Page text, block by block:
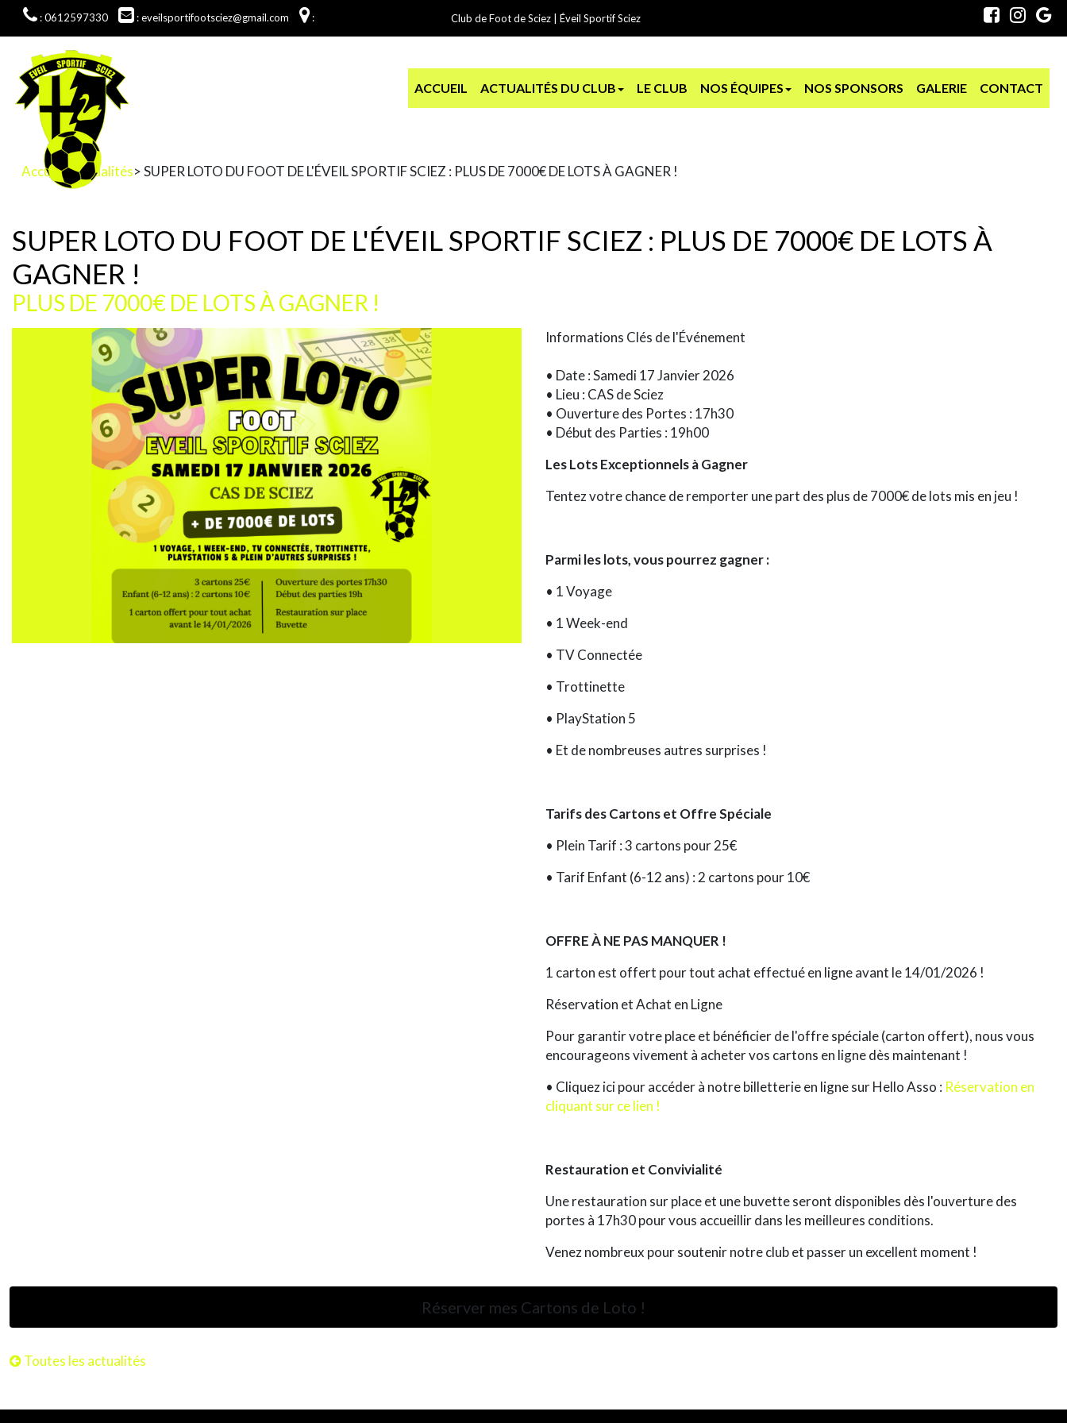
: 0612597330 : eveilsportifootsciez@gmail.com : Club de Foot de Sciez | Éveil Sportif Sciez
ACCUEIL ACTUALITÉS DU CLUB LE CLUB NOS ÉQUIPES NOS SPONSORS GALERIE CONTACT
Accueil>Actualités> SUPER LOTO DU FOOT DE L'ÉVEIL SPORTIF SCIEZ : PLUS DE 7000€ DE LOTS À GAGNER !
SUPER LOTO DU FOOT DE L'ÉVEIL SPORTIF SCIEZ : PLUS DE 7000€ DE LOTS À
GAGNER !
PLUS DE 7000€ DE LOTS À GAGNER !
Informations Clés de l'Événement
• Date : Samedi 17 Janvier 2026
• Lieu : CAS de Sciez
• Ouverture des Portes : 17h30
• Début des Parties : 19h00
Les Lots Exceptionnels à Gagner
Tentez votre chance de remporter une part des plus de 7000€ de lots mis en jeu !
Parmi les lots, vous pourrez gagner :
• 1Voyage
• 1Week-end
• TV Connectée
• Trottinette
• PlayStation 5
• Et de nombreuses autres surprises !
Tarifs des Cartons et Offre Spéciale
• Plein Tarif :3 cartons pour 25€
• Tarif Enfant (6-12 ans) : 2 cartons pour 10€
OFFRE À NE PAS MANQUER !
1 carton est offert pour tout achat effectué en ligneavant le 14/01/2026 !
Réservation et Achat en Ligne
Pour garantir votre place et bénéficier de l'offre spéciale (carton offert), nous vous
encourageons vivement à acheter vos cartons en ligne dès maintenant !
• Cliquez ici pour accéder à notre billetterie en ligne sur Hello Asso : Réservation en
cliquant sur ce lien !
Restauration et Convivialité
Unerestauration sur placeet unebuvetteseront disponibles dès l'ouverture des
portes à 17h30 pour vous accueillir dans les meilleures conditions.
Venez nombreux pour soutenir notre club et passer un excellent moment !
Réserver mes Cartons de Loto !
Toutes les actualités